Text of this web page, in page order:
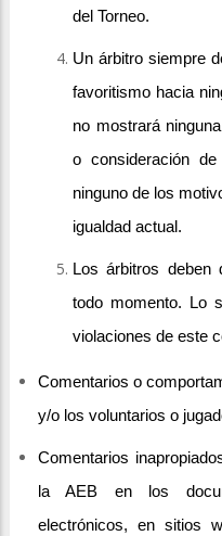
del Torneo.
Un árbitro siempre
favoritismo hacia
no mostrará
o consideración
ninguno de los
igualdad actual.
Los árbitros
todo momento. Lo
violaciones de este
Comentarios o
y/o los voluntarios o
Comentarios
la AEB en los
electrónicos, en sitios